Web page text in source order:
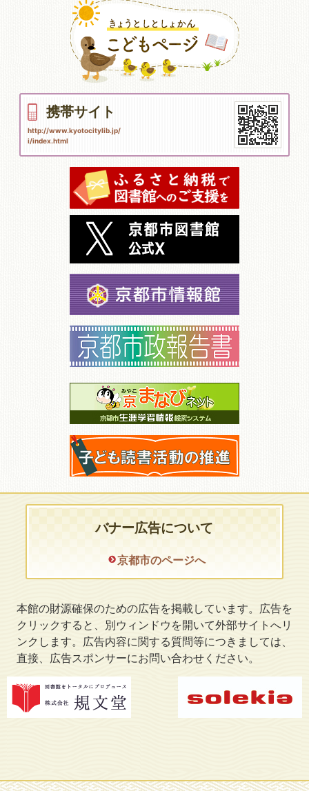
携帯サイト
http://www.kyotocitylib.jp/
i/index.html
バナー広告について
京都市のページへ
本館の財源確保のための広告を掲載しています。広告を
クリックすると、別ウィンドウを開いて外部サイトへリ
ンクします。広告内容に関する質問等につきましては、
直接、広告スポンサーにお問い合わせください。